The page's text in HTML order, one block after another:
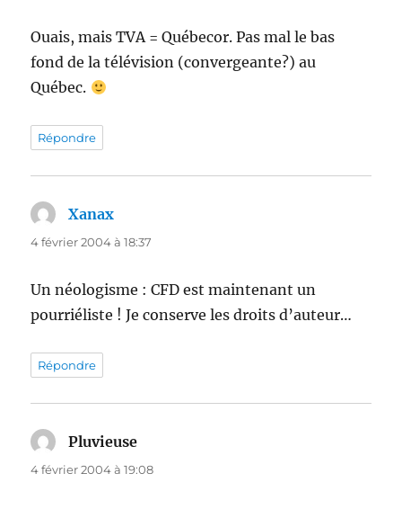
Ouais, mais TVA = Québecor. Pas mal le bas
fond de la télévision (convergeante?) au
Québec.
Répondre
Xanax
4 février 2004 à 18:37
Un néologisme : CFD est maintenant un
pourriéliste ! Je conserve les droits d’auteur…
Répondre
Pluvieuse
4 février 2004 à 19:08